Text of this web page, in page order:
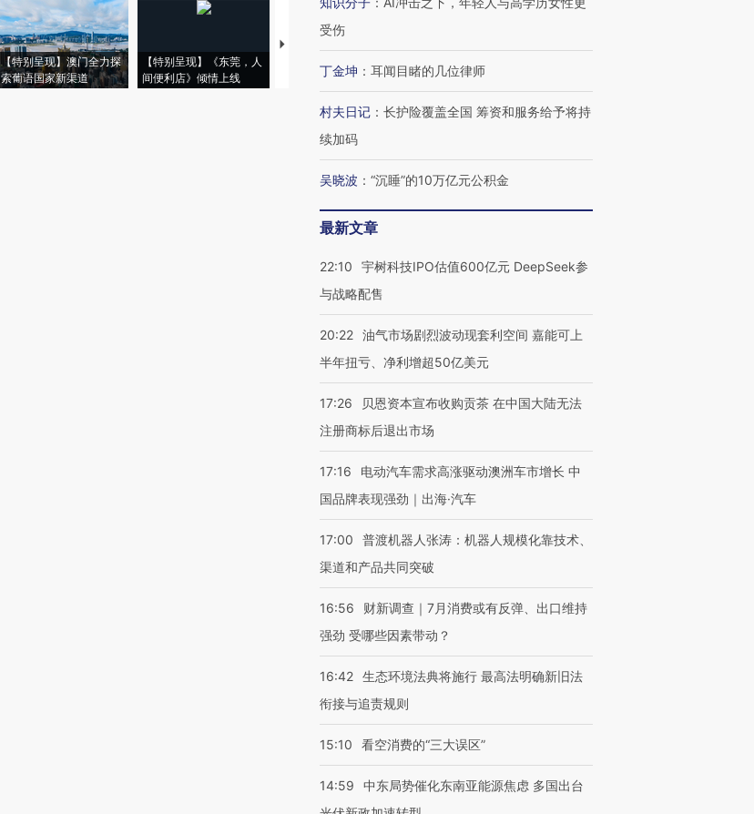
【特别呈现】澳门全力探
索葡语国家新渠道
【特别呈现】《东莞，人
间便利店》倾情上线
【推广】走进第四届链博
会，让数智科技“链”接产
【特别呈现】寻找100种
有意思的生活方式·第三对
受伤
丁金坤 ： 耳闻目睹的几位律师
村夫日记 ： 长护险覆盖全国 筹资和服务给予将持
续加码
吴晓波 ： “沉睡”的10万亿元公积金
最新文章
22:10
宇树科技IPO估值600亿元 DeepSeek参
与战略配售
20:22 油气市场剧烈波动现套利空间 嘉能可上
半年扭亏、净利增超50亿美元
17:26
贝恩资本宣布收购贡茶 在中国大陆无法
注册商标后退出市场
17:16
电动汽车需求高涨驱动澳洲车市增长 中
国品牌表现强劲｜出海·汽车
17:00
普渡机器人张涛：机器人规模化靠技术、
渠道和产品共同突破
16:56
财新调查｜7月消费或有反弹、出口维持
强劲 受哪些因素带动？
16:42 生态环境法典将施行 最高法明确新旧法
衔接与追责规则
15:10 看空消费的“三大误区”
14:59
中东局势催化东南亚能源焦虑 多国出台